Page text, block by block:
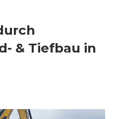
& Tiefbau in